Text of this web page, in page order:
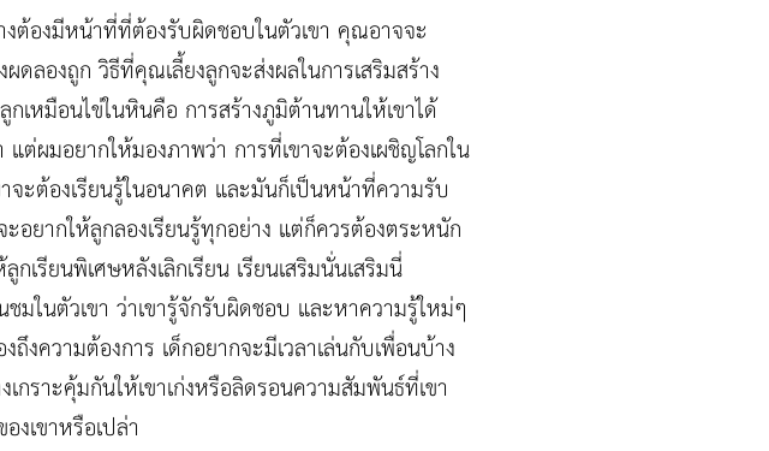
งต้องมีหน้าที่ที่ต้องรับผิดชอบในตัวเขา คุณอาจจะ
ลองถูก วิธีที่คุณเลี้ยงลูกจะส่งผลในการเสริมสร้าง
เหมือนไข่ในหินคือ การสร้างภูมิต้านทานให้เขาได้
ต่ผมอยากให้มองภาพว่า การที่เขาจะต้องเผชิญโลกใน
ะต้องเรียนรู้ในอนาคต และมันก็เป็นหน้าที่ความรับ
อยากให้ลูกลองเรียนรู้ทุกอย่าง แต่ก็ควรต้องตระหนัก
รียนพิเศษหลังเลิกเรียน เรียนเสริมนั่นเสริมนี่
มในตัวเขา ว่าเขารู้จักรับผิดชอบ และหาความรู้ใหม่ๆ
งความต้องการ เด็กอยากจะมีเวลาเล่นกับเพื่อนบ้าง
ราะคุ้มกันให้เขาเก่งหรือลิดรอนความสัมพันธ์ที่เขา
เขาหรือเปล่า